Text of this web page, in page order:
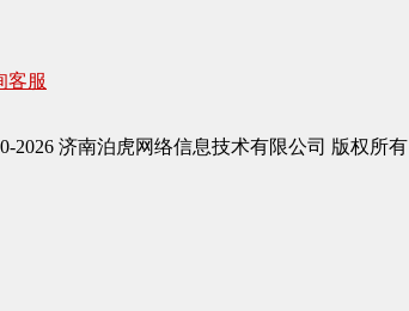
客服
2026 济南泊虎网络信息技术有限公司 版权所有